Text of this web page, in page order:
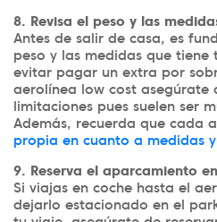
8. Revisa el peso y las
Antes de salir de casa, es
peso y las medidas que tiene
evitar pagar un extra por
aerolínea low cost asegúrate
limitaciones pues suelen ser
Además, recuerda que cada
propia en cuanto a medidas
9. Reserva el aparcamiento
Si viajas en coche hasta el
dejarlo estacionado en el